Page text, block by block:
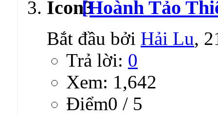
[Hoành Tảo
Bắt đầu bởi Hải Lu,
Trả lời: 0
Xem: 1,642
Ðiểm0 / 5